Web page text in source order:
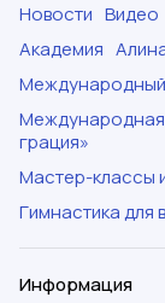
Новости Видео
Академия
Международный
Международная
грация»
Мастер-классы
Гимнастика для
Информация